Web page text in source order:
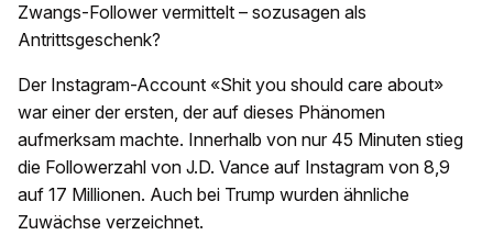
Zwangs-Follower vermittelt – sozusagen als
Antrittsgeschenk?
Der Instagram-Account «Shit you should care about»
war einer der ersten, der auf dieses Phänomen
aufmerksam machte. Innerhalb von nur 45 Minuten stieg
die Followerzahl von J.D. Vance auf Instagram von 8,9
auf 17 Millionen. Auch bei Trump wurden ähnliche
Zuwächse verzeichnet.